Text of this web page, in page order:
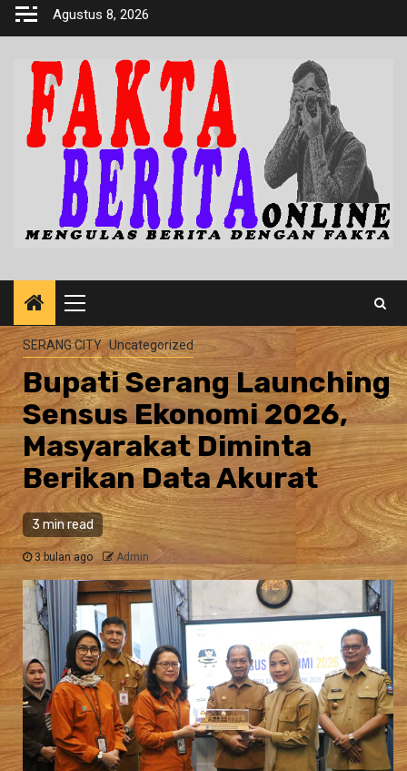
Skip
Agustus 8, 2026
Primary
Menu
SERANG CITY Uncategorized
Bupati Serang Launching
Sensus Ekonomi 2026,
Masyarakat Diminta
Berikan Data Akurat
3 min read
3 bulan ago Admin